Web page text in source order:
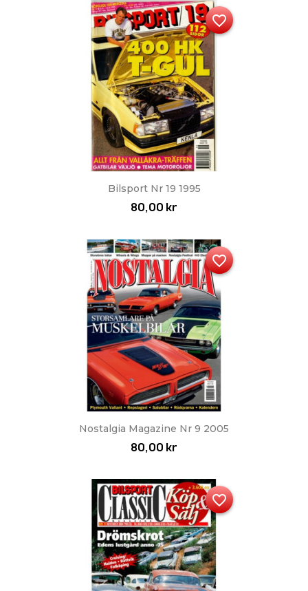
Bilsport Nr 19 1995
80,00 kr
favorite_border
Nostalgia Magazine Nr 9 2005
80,00 kr
favorite_border
favorite_border